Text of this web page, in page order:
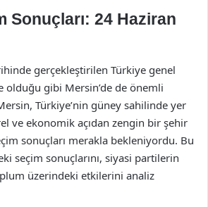
Sonuçları: 24 Haziran
gerçekleştirilen Türkiye genel
olduğu gibi Mersin’de de önemli
Türkiye’nin güney sahilinde yer
ve ekonomik açıdan zengin bir şehir
sonuçları merakla bekleniyordu. Bu
seçim sonuçlarını, siyasi partilerin
üzerindeki etkilerini analiz